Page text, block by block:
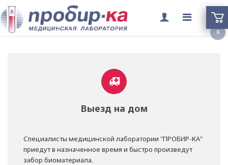
меню
Выезд на дом
Специалисты медицинской лаборатории "ПРОБИР-КА"
приедут в назначенное время и быстро произведут
забор биоматериала.
0